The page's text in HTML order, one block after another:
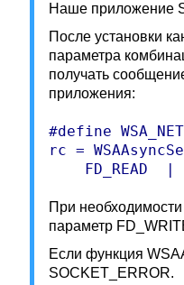
Наше приложение
После установки
параметра
получать
приложения:
#define
rc =
FD_READ  |
При
параметр
Если функция
SOCKET_ERROR.